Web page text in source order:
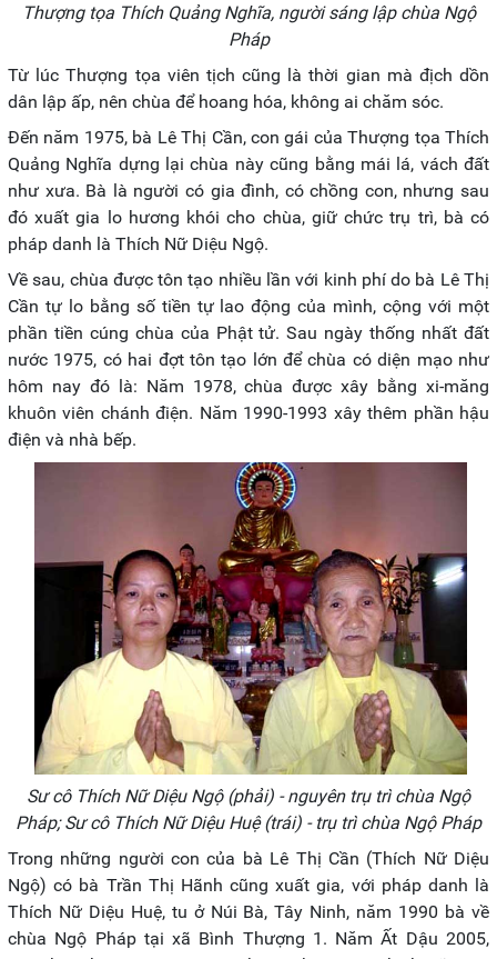
Thượng tọa Thích Quảng Nghĩa, người sáng lập chùa Ngộ
Pháp
Từ lúc Thượng tọa viên tịch cũng là thời gian mà địch dồn
dân lập ấp, nên chùa để hoang hóa, không ai chăm sóc.
Đến năm 1975, bà Lê Thị Cần, con gái của Thượng tọa Thích
Quảng Nghĩa dựng lại chùa này cũng bằng mái lá, vách đất
như xưa. Bà là người có gia đình, có chồng con, nhưng sau
đó xuất gia lo hương khói cho chùa, giữ chức trụ trì, bà có
pháp danh là Thích Nữ Diệu Ngộ.
Về sau, chùa được tôn tạo nhiều lần với kinh phí do bà Lê Thị
Cần tự lo bằng số tiền tự lao động của mình, cộng với một
phần tiền cúng chùa của Phật tử. Sau ngày thống nhất đất
nước 1975, có hai đợt tôn tạo lớn để chùa có diện mạo như
hôm nay đó là: Năm 1978, chùa được xây bằng xi-măng
khuôn viên chánh điện. Năm 1990-1993 xây thêm phần hậu
điện và nhà bếp.
Sư cô Thích Nữ Diệu Ngộ (phải) - nguyên trụ trì chùa Ngộ
Pháp; Sư cô Thích Nữ Diệu Huệ (trái) - trụ trì chùa Ngộ Pháp
Trong những người con của bà Lê Thị Cần (Thích Nữ Diệu
Ngộ) có bà Trần Thị Hãnh cũng xuất gia, với pháp danh là
Thích Nữ Diệu Huệ, tu ở Núi Bà, Tây Ninh, năm 1990 bà về
chùa Ngộ Pháp tại xã Bình Thượng 1. Năm Ất Dậu 2005,